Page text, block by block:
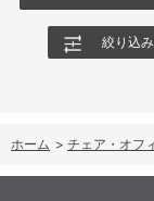
絞り込み
ホーム > チェア・オフ